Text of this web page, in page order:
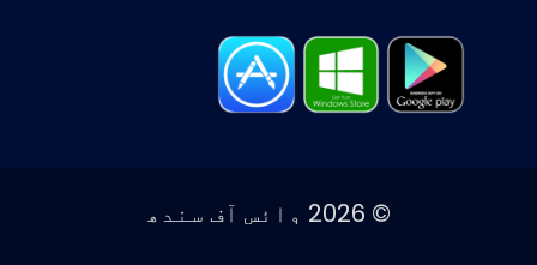
© 2026 وائس آف سندھ